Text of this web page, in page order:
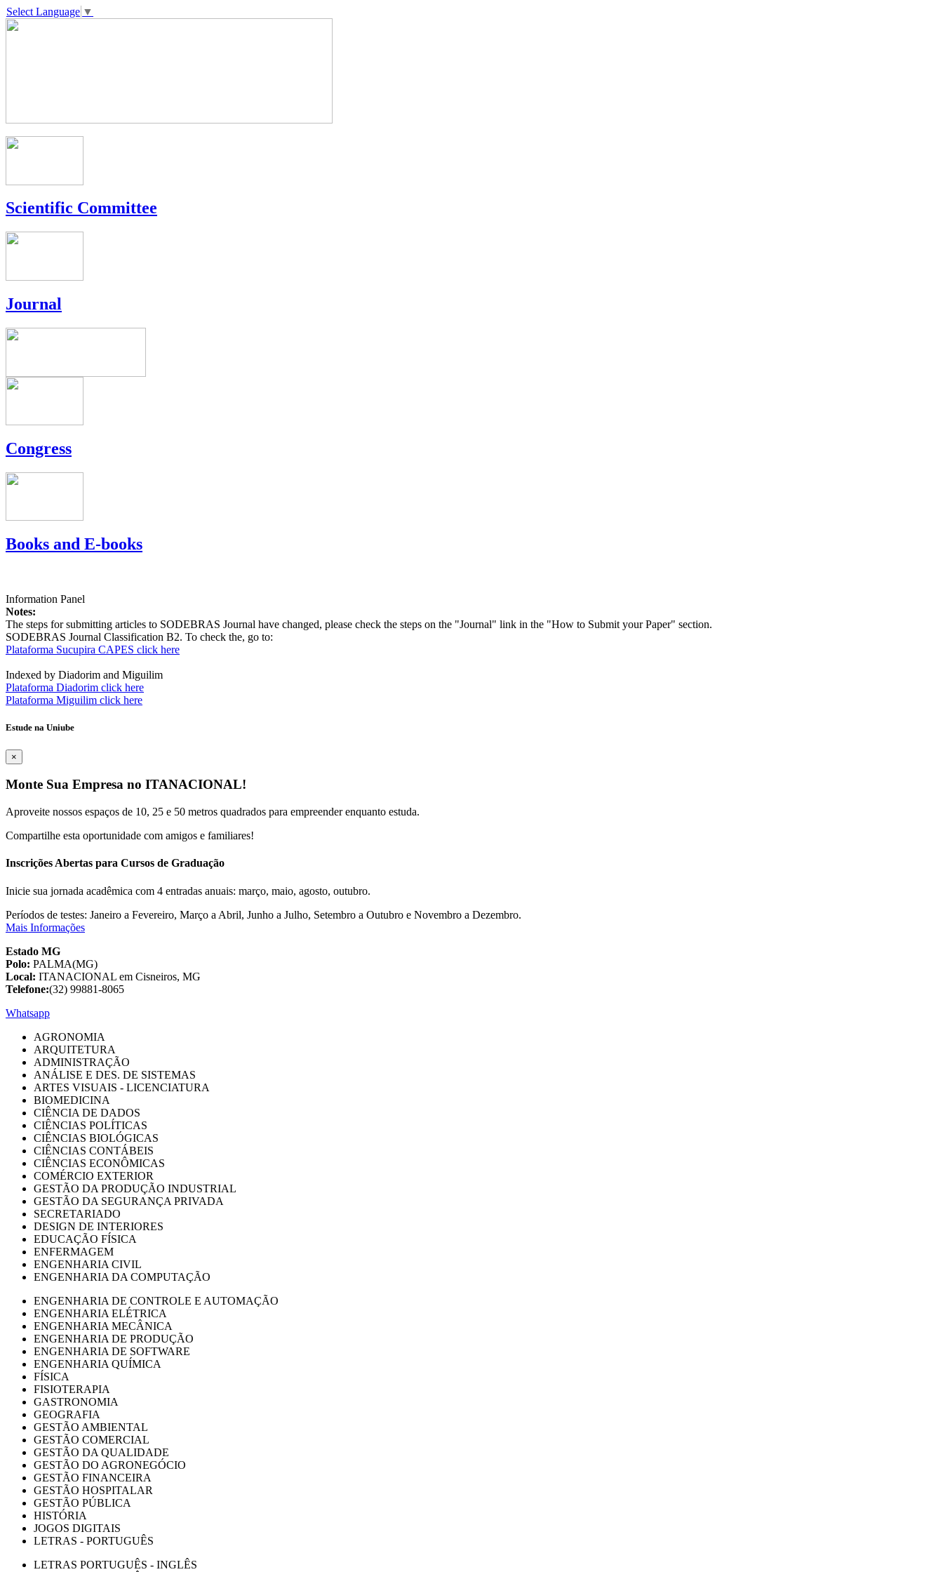
Select Language ▼
Scientific Committee
Journal
Congress
Books and E-books
Information Panel
Notes:
The steps for submitting articles to SODEBRAS Journal have changed, please check the steps on the "Journal" link in the "How to Submit your Paper" section.
SODEBRAS Journal Classification B2. To check the, go to:
Plataforma Sucupira CAPES click here
Indexed by Diadorim and Miguilim
Plataforma Diadorim click here
Plataforma Miguilim click here
Estude na Uniube
×
Monte Sua Empresa no ITANACIONAL!
Aproveite nossos espaços de 10, 25 e 50 metros quadrados para empreender enquanto estuda.
Compartilhe esta oportunidade com amigos e familiares!
Inscrições Abertas para Cursos de Graduação
Inicie sua jornada acadêmica com 4 entradas anuais: março, maio, agosto, outubro.
Períodos de testes: Janeiro a Fevereiro, Março a Abril, Junho a Julho, Setembro a Outubro e Novembro a Dezembro.
Mais Informações
Estado MG
Polo: PALMA(MG)
Local: ITANACIONAL em Cisneiros, MG
Telefone:(32) 99881-8065
Whatsapp
AGRONOMIA
ARQUITETURA
ADMINISTRAÇÃO
ANÁLISE E DES. DE SISTEMAS
ARTES VISUAIS - LICENCIATURA
BIOMEDICINA
CIÊNCIA DE DADOS
CIÊNCIAS POLÍTICAS
CIÊNCIAS BIOLÓGICAS
CIÊNCIAS CONTÁBEIS
CIÊNCIAS ECONÔMICAS
COMÉRCIO EXTERIOR
GESTÃO DA PRODUÇÃO INDUSTRIAL
GESTÃO DA SEGURANÇA PRIVADA
SECRETARIADO
DESIGN DE INTERIORES
EDUCAÇÃO FÍSICA
ENFERMAGEM
ENGENHARIA CIVIL
ENGENHARIA DA COMPUTAÇÃO
ENGENHARIA DE CONTROLE E AUTOMAÇÃO
ENGENHARIA ELÉTRICA
ENGENHARIA MECÂNICA
ENGENHARIA DE PRODUÇÃO
ENGENHARIA DE SOFTWARE
ENGENHARIA QUÍMICA
FÍSICA
FISIOTERAPIA
GASTRONOMIA
GEOGRAFIA
GESTÃO AMBIENTAL
GESTÃO COMERCIAL
GESTÃO DA QUALIDADE
GESTÃO DO AGRONEGÓCIO
GESTÃO FINANCEIRA
GESTÃO HOSPITALAR
GESTÃO PÚBLICA
HISTÓRIA
JOGOS DIGITAIS
LETRAS - PORTUGUÊS
LETRAS PORTUGUÊS - INGLÊS